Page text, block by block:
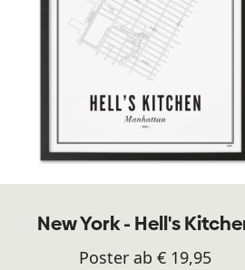
New York - Hell's
Poster ab € 19,95